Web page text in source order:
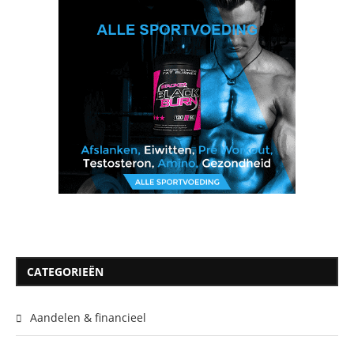
CATEGORIEËN
Aandelen & financieel